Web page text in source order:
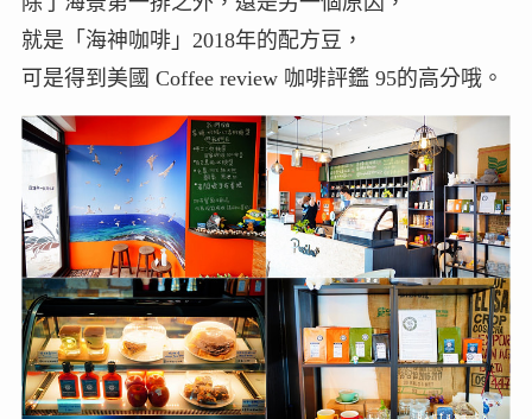
就是「海神咖啡」2018年的配方豆，
可是得到美國 Coffee review 咖啡評鑑 95的高分哦。